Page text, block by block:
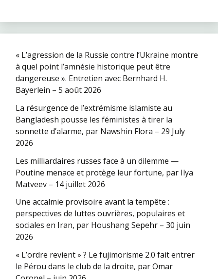
« L’agression de la Russie contre l’Ukraine montre
à quel point l’amnésie historique peut être
dangereuse ». Entretien avec Bernhard H.
Bayerlein – 5 août 2026
La résurgence de l’extrémisme islamiste au
Bangladesh pousse les féministes à tirer la
sonnette d’alarme, par Nawshin Flora – 29 July
2026
Les milliardaires russes face à un dilemme —
Poutine menace et protège leur fortune, par Ilya
Matveev – 14 juillet 2026
Une accalmie provisoire avant la tempête :
perspectives de luttes ouvrières, populaires et
sociales en Iran, par Houshang Sepehr – 30 juin
2026
« L’ordre revient » ? Le fujimorisme 2.0 fait entrer
le Pérou dans le club de la droite, par Omar